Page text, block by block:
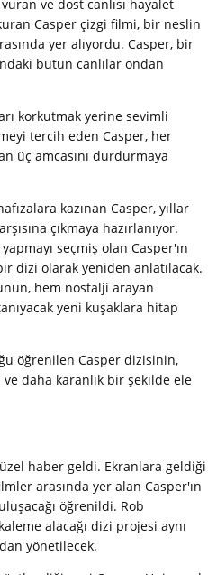
vuran ve dost canlısı hayalet
Casper çizgi filmi, bir neslin
yer alıyordu. Casper, bir
bütün canlılar ondan
korkutmak yerine sevimli
tercih eden Casper, her
üç amcasını durdurmaya
kazınan Casper, yıllar
çıkmaya hazırlanıyor.
seçmiş olan Casper'ın
dizi olarak yeniden anlatılacak.
hem nostalji arayan
yeni kuşaklara hitap
öğrenilen Casper dizisinin,
daha karanlık bir şekilde ele
haber geldi. Ekranlara geldiği
arasında yer alan Casper'ın
öğrenildi. Rob
alacağı dizi projesi aynı
yönetilecek.